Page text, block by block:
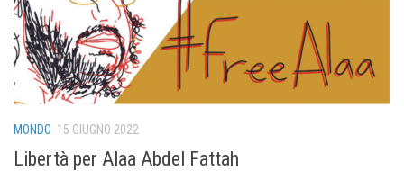
MONDO 15 GIUGNO 2022
Libertà per Alaa Abdel Fattah